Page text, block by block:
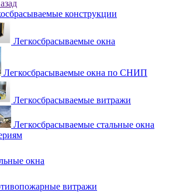
конструкции
Легкосбрасываемые окна
Легкосбрасываемые окна по СНИП
Легкосбрасываемые витражи
Легкосбрасываемые стальные окна
окна
витражи